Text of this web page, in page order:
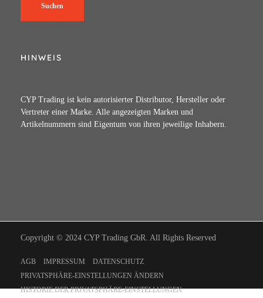
Suchen
HINWEIS
CYP Trading ist kein autorisierter Distributor, Hersteller oder
Vertreter einer Marke. Alle angezeigten Marken und
Artikelnummern sind Eigentum von ihren jeweilige Inhabern.
Copyright © 2024 CYP Trading GbR. All Rights Reserved
AGB IMPRESSUM
DATENSCHUTZ
PRIVATSPHÄRE-EINSTELLUNGEN ÄNDERN
HISTORIE DER PRIVATSPHÄRE-EINSTELLUNGEN